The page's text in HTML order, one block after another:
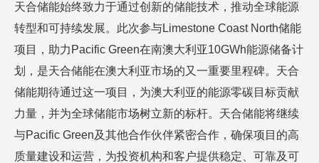
天合储能始终致力于通过创新的储能技术，推动全球能源
转型和可持续发展。此次参与Limestone Coast North储能
项目，助力Pacific Green在南澳大利亚10GWh能源储备计
划，是天合储能在澳大利亚市场的又一重要里程碑。天合
储能期待通过这一项目，为澳大利亚的能源零碳目标贡献
力量，并为全球储能市场树立新的标杆。天合储能将继续
与Pacific Green及其他合作伙伴紧密合作，确保项目的高
质量建设和运营，为投资机构和客户提供稳定、可靠及可